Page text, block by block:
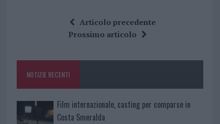
o
k
te
re
at
s
p
a
re
Articolo precedente
Prossimo articolo
NOTIZIE RECENTI
Film internazionale, casting per comparse in
Costa Smeralda